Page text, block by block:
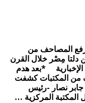
المصاحف من
16 نوفمبر. . غرق 60% من دلتا مِصْر خلال القرن
*بعد هدم
من المكتبات كشفت
نصار -رئيس
المكتبة المركزية …